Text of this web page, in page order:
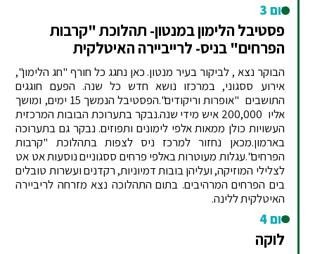
יום 3
פסטיבל הלימון במנטון- תהלוכת "קרבות
הפרחים" בניס- לרייביירה האיטלקית
הבוקר נצא , לביקור בעיר מנטון. כאן נחגג כל חורף "חג הלימון",
אירוע ססגוני, במרכזו נושא חדש כל שנה. הפעם חוגגים
התושבים "אופרות וריקודים".הפסטיבל הנמשך 15 ימים, ומושך
אליו 200,000 איש מידי שנה.נבקר בתערוכת הבובות המרכזית
העשויות כולן ממאות אלפי לימונים ותפוזים. נבקר גם בתערוכה
בארמון.מכאן נחזור למרכז ניס לצפות בתהלוכת "קרבות
הפרחים".עגלות מעוטרות באלפי פרחים ססגוניים נוסעות אט אט
לצלילי המוזיקה, ועליהן בובות דמיוניות, רקדנים ועשרות טובלים
בים הפרחים המרהיבים. בתום התהלוכה נצא מזרחה לריביירה
האיטלקית ללינה.
יום 4
לוקה